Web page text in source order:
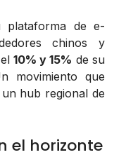
plataforma de e-
chinos y
10% y 15% de su
movimiento que
hub regional de
el horizonte